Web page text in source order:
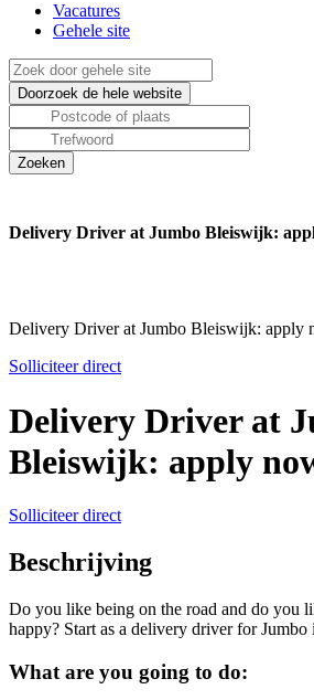
Vacatures
Gehele site
Delivery Driver at Jumbo Bleiswijk:
Delivery Driver at Jumbo Bleiswijk: apply
Solliciteer direct
Delivery Driver at
Bleiswijk: apply
Solliciteer direct
Beschrijving
Do you like being on the road and do you
happy? Start as a delivery driver for
What are you going to do: